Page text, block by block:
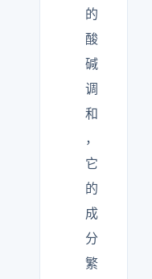
的
酸
碱
调
和
，
它
的
成
分
繁